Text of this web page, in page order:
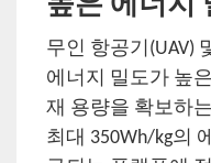
무인 항공기(UAV)
에너지 밀도가 높
재 용량을 확보하
최대 350Wh/kg의